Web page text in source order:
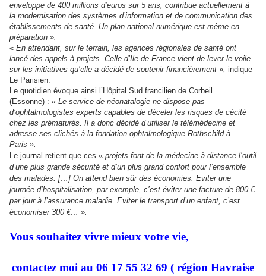
enveloppe de 400 millions d’euros sur 5 ans, contribue actuellement à
la modernisation des systèmes d’information et de communication des
établissements de santé. Un plan national numérique est même en
préparation ».
« En attendant, sur le terrain, les agences régionales de santé ont
lancé des appels à projets. Celle d’Ile-de-France vient de lever le voile
sur les initiatives qu’elle a décidé de soutenir financièrement », indique
Le Parisien.
Le quotidien évoque ainsi l’Hôpital Sud francilien de Corbeil
(Essonne) : « Le service de néonatalogie ne dispose pas
d’ophtalmologistes experts capables de déceler les risques de cécité
chez les prématurés. Il a donc décidé d’utiliser le télémédecine et
adresse ses clichés à la fondation ophtalmologique Rothschild à
Paris ».
Le journal retient que ces « projets font de la médecine à distance l’outil
d’une plus grande sécurité et d’un plus grand confort pour l’ensemble
des malades. […] On attend bien sûr des économies. Eviter une
journée d’hospitalisation, par exemple, c’est éviter une facture de 800 €
par jour à l’assurance maladie. Eviter le transport d’un enfant, c’est
économiser 300 €… ».
Vous souhaitez vivre mieux votre vie,
contactez moi au 06 17 55 32 69 ( région Havraise